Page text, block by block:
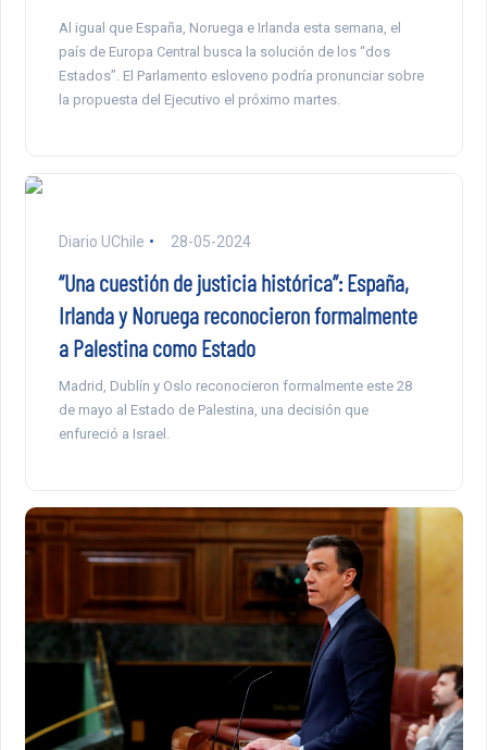
Al igual que España, Noruega e Irlanda esta semana, el
país de Europa Central busca la solución de los “dos
Estados”. El Parlamento esloveno podría pronunciar sobre
la propuesta del Ejecutivo el próximo martes.
Diario UChile 28-05-2024
“Una cuestión de justicia histórica”: España,
Irlanda y Noruega reconocieron formalmente
a Palestina como Estado
Madrid, Dublín y Oslo reconocieron formalmente este 28
de mayo al Estado de Palestina, una decisión que
enfureció a Israel.